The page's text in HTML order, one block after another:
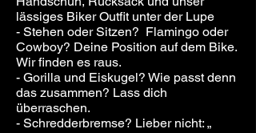
lässiges Biker Outfit unter der Lupe
- Stehen oder Sitzen? Flamingo oder
Cowboy? Deine Position auf dem Bike.
Wir finden es raus.
- Gorilla und Eiskugel? Wie passt denn
das zusammen? Lass dich
überraschen.
- Schredderbremse? Lieber nicht: „